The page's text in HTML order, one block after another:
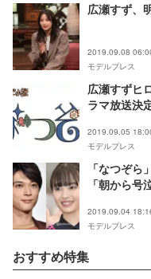
広瀬すず、
2019.09.08
モデルプレス
広瀬すずヒ
ラマ放送決
2019.09.05
モデルプレス
「なつぞ
「朝から号
2019.09.04
モデルプレス
おすすめ特集